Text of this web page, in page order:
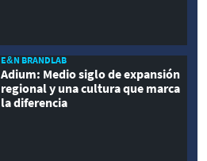
E&N BRANDLAB
Adium: Medio siglo de expansión
regional y una cultura que marca
la diferencia